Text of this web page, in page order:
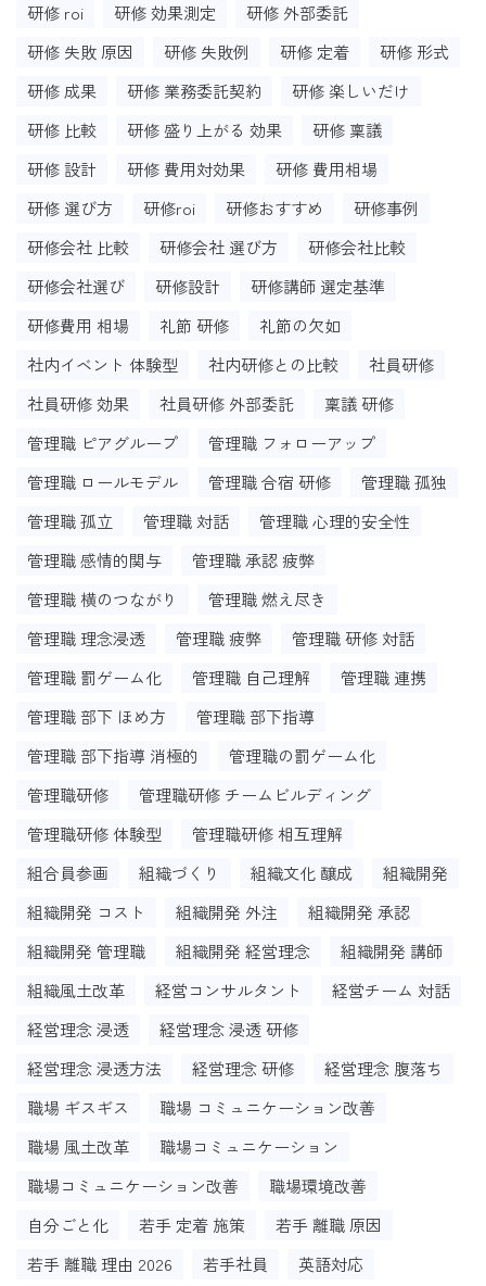
研修 roi
研修 効果測定
研修 外部委託
研修 失敗 原因
研修 失敗例 研修 定着
研修 形式
研修 成果
研修 業務委託契約
研修 楽しいだけ
研修 比較
研修 盛り上がる 効果
研修 稟議
研修 設計
研修 費用対効果
研修 費用相場
研修 選び方
研修roi 研修おすすめ
研修事例
研修会社 比較
研修会社 選び方
研修会社比較
研修会社選び
研修設計
研修講師 選定基準
研修費用 相場
礼節 研修
礼節の欠如
社内イベント 体験型
社内研修との比較
社員研修
社員研修 効果
社員研修 外部委託
稟議 研修
管理職 ピアグループ
管理職 フォローアップ
管理職 ロールモデル
管理職 合宿 研修
管理職 孤独
管理職 孤立
管理職 対話
管理職 心理的安全性
管理職 感情的関与
管理職 承認 疲弊
管理職 横のつながり
管理職 燃え尽き
管理職 理念浸透
管理職 疲弊
管理職 研修 対話
管理職 罰ゲーム化
管理職 自己理解
管理職 連携
管理職 部下 ほめ方
管理職 部下指導
管理職 部下指導 消極的
管理職の罰ゲーム化
管理職研修
管理職研修 チームビルディング
管理職研修 体験型
管理職研修 相互理解
組合員参画
組織づくり 組織文化 醸成
組織開発
組織開発 コスト
組織開発 外注
組織開発 承認
組織開発 管理職
組織開発 経営理念
組織開発 講師
組織風土改革
経営コンサルタント
経営チーム 対話
経営理念 浸透
経営理念 浸透 研修
経営理念 浸透方法
経営理念 研修
経営理念 腹落ち
職場 ギスギス
職場 コミュニケーション改善
職場 風土改革
職場コミュニケーション
職場コミュニケーション改善
職場環境改善
自分ごと化
若手 定着 施策
若手 離職 原因
若手 離職 理由 2026
若手社員
英語対応